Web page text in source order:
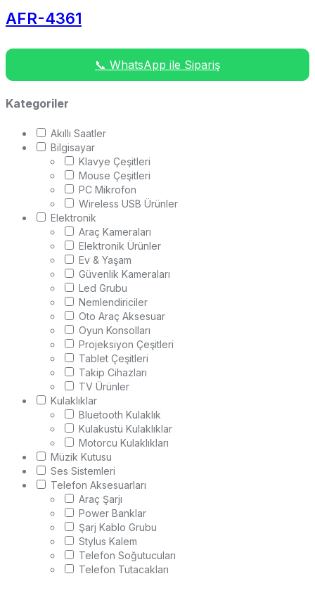
AFR-4361
📞 WhatsApp ile Sipariş
Kategoriler
Akıllı Saatler
Bilgisayar
Klavye Çeşitleri
Mouse Çeşitleri
PC Mikrofon
Wireless USB Ürünler
Elektronik
Araç Kameraları
Elektronik Ürünler
Ev & Yaşam
Güvenlik Kameraları
Led Grubu
Nemlendiriciler
Oto Araç Aksesuar
Oyun Konsolları
Projeksiyon Çeşitleri
Tablet Çeşitleri
Takip Cihazları
TV Ürünler
Kulaklıklar
Bluetooth Kulaklık
Kulaküstü Kulaklıklar
Motorcu Kulaklıkları
Müzik Kutusu
Ses Sistemleri
Telefon Aksesuarları
Araç Şarjı
Power Banklar
Şarj Kablo Grubu
Stylus Kalem
Telefon Soğutucuları
Telefon Tutacakları